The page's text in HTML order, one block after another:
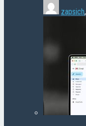
zapsich,